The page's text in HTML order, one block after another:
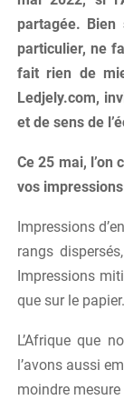
partagée.
particulier, ne
fait rien de
Ledjely.com,
et de sens de
Ce 25 mai, l’on
vos
Impressions
rangs
Impressions
que sur le papier.
L’Afrique que
l’avons aussi
moindre